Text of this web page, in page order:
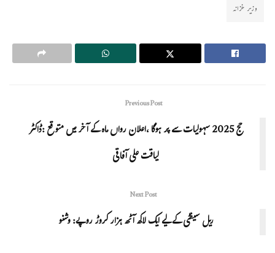
وزیر خزانہ
Previous Post
حج 2025 سہولیات سے پر ہوگا ،اعلان رواں ماہ کے آخر میں متوقع :ڈاکٹر
لیاقت علی آفاقی
Next Post
ریل سیفٹی کے لیے ایک لاکھ آٹھ ہزار کروڑ روپے: وشنو